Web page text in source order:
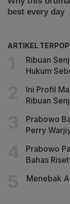
ARTIKEL
Ribuan
Hukum
Ini Profil
Ribuan
Prabowo
Perry
Prabowo
Bahas
Menebak